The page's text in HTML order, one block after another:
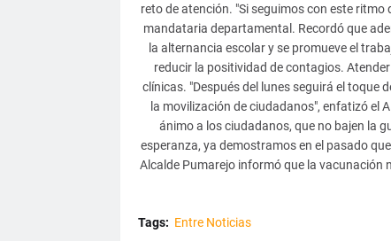
reto de atención. "Si seguimos con este
mandataria departamental. Recordó que
la alternancia escolar y se promueve el
reducir la positividad de contagios.
clínicas. "Después del lunes seguirá el toque
la movilización de ciudadanos", enfatizó el
ánimo a los ciudadanos, que no bajen la
esperanza, ya demostramos en el pasado
Alcalde Pumarejo informó que la vacunación
Tags: Entre Noticias